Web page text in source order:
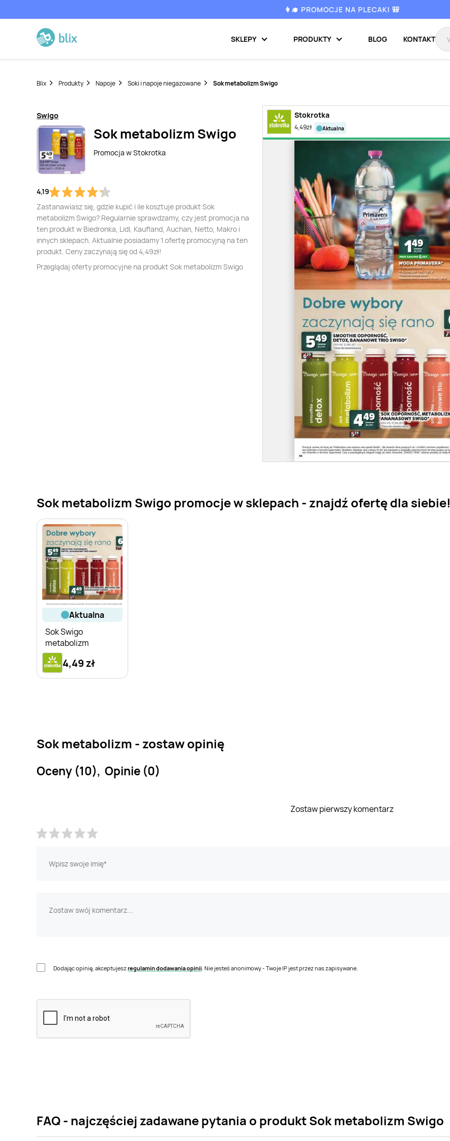
👩‍🎓 PROMOCJE NA PLECAKI 🎒
SKLEPY PRODUKTY BLOG KONTAKT
Blix Produkty Napoje Soki i napoje niegazowane Sok metabolizm Swigo
Swigo
Sok metabolizm Swigo
Promocja wStokrotka
4,19
Zastanawiasz się, gdzie kupić i ile kosztuje produkt Sok
metabolizm Swigo? Regularnie sprawdzamy, czy jest promocja na
ten produkt w Biedronka, Lidl, Kaufland, Auchan, Netto, Makro i
innych sklepach. Aktualnie posiadamy 1 ofertę promocyjną na ten
produkt. Ceny zaczynają się od 4,49zł!
Przeglądaj oferty promocyjne na produkt Sok metabolizm Swigo
Stokrotka
4,49zł aktualna
Sok metabolizm Swigo promocje w sklepach - znajdź ofertę dla siebie!
aktualna
Sok Swigo
metabolizm
4,49 zł
Sok metabolizm - zostaw opinię
Oceny (10), Opinie (0)
Zostaw pierwszy komentarz
Dodając opinię, akceptujeszregulamin dodawania opinii . Nie jesteś anonimowy - Twoje IP jest przez nas zapisywane.
FAQ - najczęściej zadawane pytania o produkt Sok metabolizm Swigo